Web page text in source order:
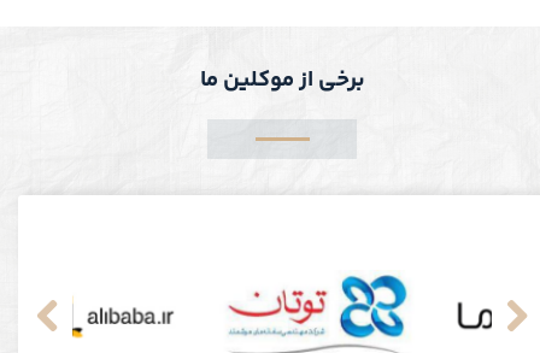
برخی از موکلین ما